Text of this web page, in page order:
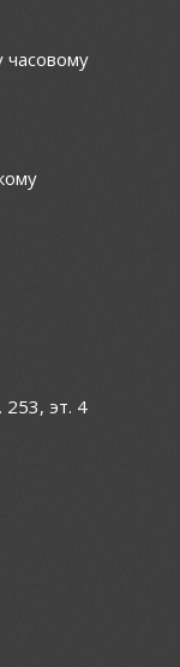
часовому
253, эт. 4